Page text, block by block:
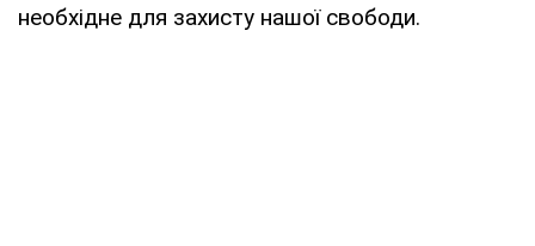
необхідне для захисту нашої свободи.